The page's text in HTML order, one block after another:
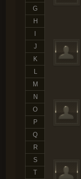
G
H
J
K
L
M
N
O
P
Q
R
S
T